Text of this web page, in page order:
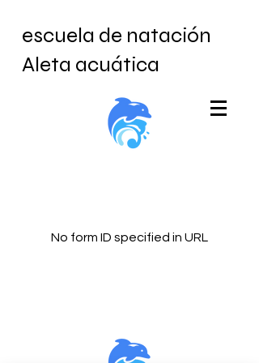
escuela de natación
Aleta acuática
No form ID specified in URL